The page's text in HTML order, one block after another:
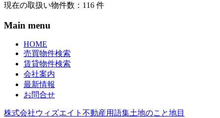
現在の取扱い物件数： 116 件
Main menu
HOME
売買物件検索
賃貸物件検索
会社案内
最新情報
お問合せ
株式会社ウィズエイト 不動産用語集土地のこと地目